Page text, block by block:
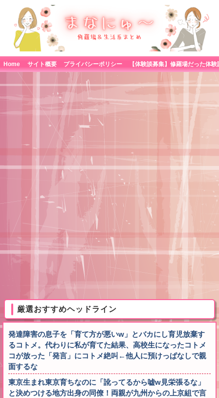
Home サイト概要 プライバシーポリシー
厳選おすすめヘッドライン
発達障害の息子を「育て方が悪いw」とバカにし育児放棄す
るコトメ。代わりに私が育てた結果、高校生になったコトメ
コが放った「発言」にコトメ絶叫←他人に預けっぱなしで親
面するな
東京生まれ東京育ちなのに「訛ってるから嘘w見栄張るな」
と決めつける地方出身の同僚！両親が九州からの上京組で言